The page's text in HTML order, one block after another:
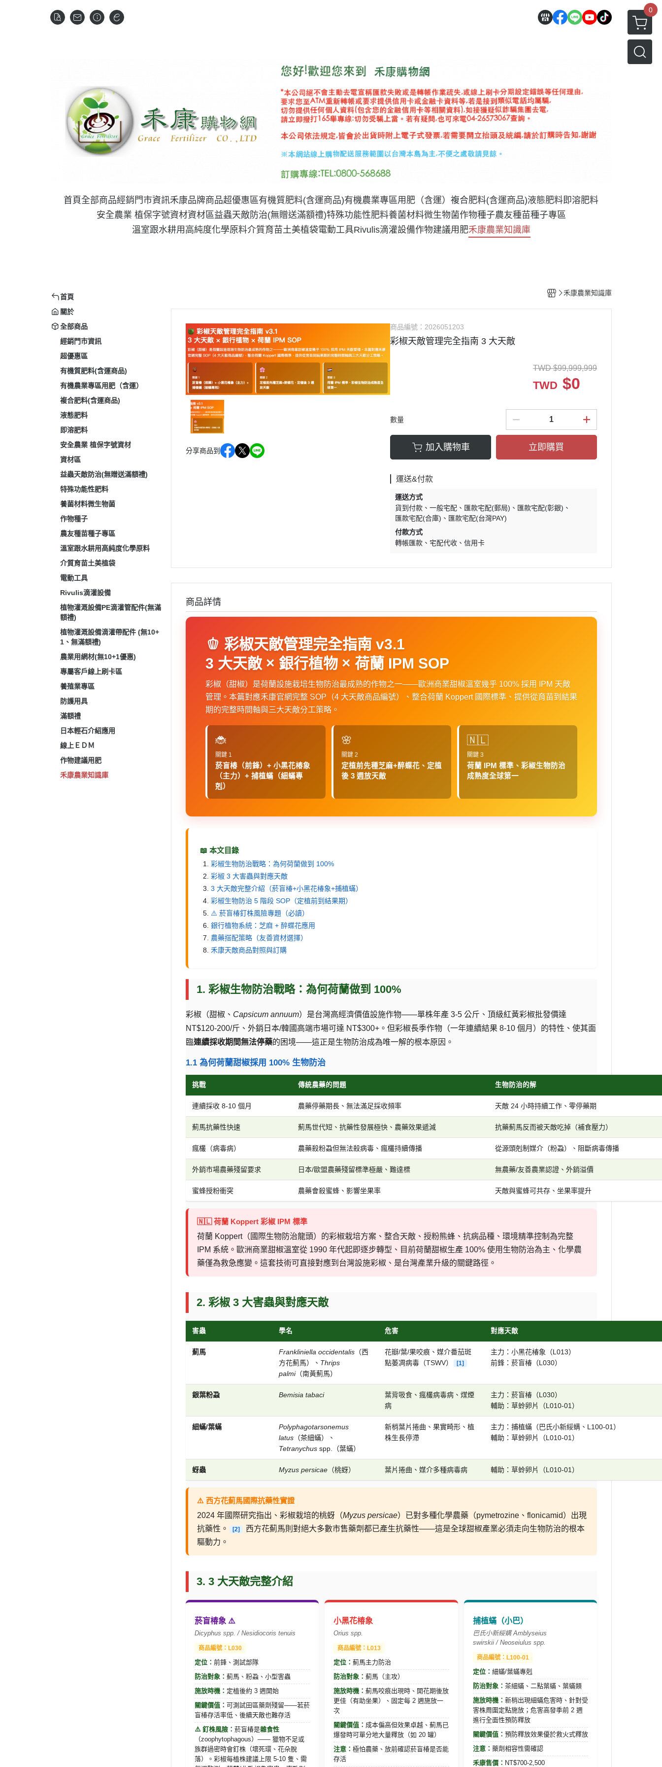
0
首頁 全部商品經銷門市資訊禾康品牌商品超優惠區有機質肥料(含運商品)有機農業專區用肥（含運） 複合肥料(含運商品)液態肥料即溶肥料
安全農業 植保字號資材資材區益蟲天敵防治(無贈送滿額禮)特殊功能性肥料養菌材料微生物菌作物種子農友種苗種子專區
溫室跟水耕用高純度化學原料介質育苗土美植袋電動工具Rivulis滴灌設備作物建議用肥禾康農業知識庫
首頁
關於
全部商品
經銷門市資訊
超優惠區
有機質肥料(含運商品)
有機農業專區用肥（含運）
複合肥料(含運商品)
液態肥料
即溶肥料
安全農業 植保字號資材
資材區
益蟲天敵防治(無贈送滿額禮)
特殊功能性肥料
養菌材料微生物菌
作物種子
農友種苗種子專區
溫室跟水耕用高純度化學原料
介質育苗土美植袋
電動工具
Rivulis滴灌設備
植物灌溉設備PE滴灌管配件(無滿
額禮)
植物灌溉設備滴灌帶配件 (無10+
1、無滿額禮)
農業用網材(無10+1優惠)
專屬客戶線上刷卡區
養殖業專區
防護用具
滿額禮
日本輕石介紹應用
線上ＥＤＭ
作物建議用肥
禾康農業知識庫
禾康農業知識庫
分享商品到
商品編號： 2026051203
彩椒天敵管理完全指南 3 大天敵
TWD $99,999,999
TWD $0
數量
加入購物車 立即購買
運送&付款
運送方式
貨到付款
一般宅配 匯款宅配(郵局)
匯款宅配(彰銀)
匯款宅配(合庫)
匯款宅配(台灣PAY)
付款方式
轉帳匯款
宅配代收 信用卡
商品詳情
🫑 彩椒天敵管理完全指南 v3.1
3 大天敵 × 銀行植物 × 荷蘭 IPM SOP
彩椒（甜椒）是荷蘭設施栽培生物防治最成熟的作物之一——歐洲商業甜椒溫室幾乎 100% 採用 IPM 天敵
管理。本篇對應禾康官網完整 SOP（4 大天敵商品編號）、整合荷蘭 Koppert 國際標準、提供從育苗到結果
期的完整時間軸與三大天敵分工策略。
🐞
關鍵 1
菸盲椿（前鋒）+ 小黑花椿象
（主力）+ 捕植蟎（細蟎專
剋）
🌸
關鍵 2
定植前先種芝麻+醉蝶花、定植
後 3 週放天敵
🇳🇱
關鍵 3
荷蘭 IPM 標準、彩椒生物防治
成熟度全球第一
📖 本文目錄
彩椒生物防治戰略：為何荷蘭做到 100%
彩椒 3 大害蟲與對應天敵
3 大天敵完整介紹（菸盲椿+小黑花椿象+捕植蟎）
彩椒生物防治 5 階段 SOP（定植前到結果期）
⚠️ 菸盲椿釘株風險專題（必讀）
銀行植物系統：芝麻 + 醉蝶花應用
農藥搭配策略（友善資材選擇）
禾康天敵商品對照與訂購
1. 彩椒生物防治戰略：為何荷蘭做到 100%
彩椒（甜椒、 Capsicum annuum）是台灣高經濟價值設施作物——單株年產 3-5 公斤、頂級紅黃彩椒批發價達
NT$120-200/斤、外銷日本/韓國高端市場可達 NT$300+。但彩椒長季作物（一年連續結果 8-10 個月）的特性、使其面
臨連續採收期間無法停藥的困境——這正是生物防治成為唯一解的根本原因。
1.1 為何荷蘭甜椒採用 100% 生物防治
挑戰 傳統農藥的問題 生物防治的解
連續採收 8-10 個月 農藥停藥期長、無法滿足採收頻率 天敵 24 小時持續工作、零停藥期
薊馬抗藥性快速 薊馬世代短、抗藥性發展極快、農藥效果遞減 抗藥薊馬反而被天敵吃掉（補食壓力）
瘋欉（病毒病） 農藥殺粉蝨但無法殺病毒、瘋欉持續傳播 從源頭剋制媒介（粉蝨）、阻斷病毒傳播
外銷市場農藥殘留要求 日本/歐盟農藥殘留標準極嚴、難達標 無農藥/友善農業認證、外銷溢價
蜜蜂授粉衝突 農藥會殺蜜蜂、影響坐果率 天敵與蜜蜂可共存、坐果率提升
🇳🇱 荷蘭 Koppert 彩椒 IPM 標準
荷蘭 Koppert（國際生物防治龍頭）的彩椒栽培方案、整合天敵、授粉熊蜂、抗病品種、環境精準控制為完整
IPM 系統。歐洲商業甜椒溫室從 1990 年代起即逐步轉型、目前荷蘭甜椒生產 100% 使用生物防治為主、化學農
藥僅為救急應變。這套技術可直接對應到台灣設施彩椒、是台灣產業升級的關鍵路徑。
2. 彩椒 3 大害蟲與對應天敵
害蟲 學名 危害 對應天敵
薊馬 Frankliniella occidentalis （西
方花薊馬）、 Thrips
palmi（南黃薊馬）
花瓣/葉/果咬痕、媒介番茄斑
點萎凋病毒（TSWV）
[1]
主力：小黑花椿象（L013）
前鋒：菸盲椿（L030）
銀葉粉蝨 Bemisia tabaci
葉背吸食、瘋欉病毒病、煤煙
病
主力：菸盲椿（L030）
輔助：草蛉卵片（L010-01）
細蟎/葉蟎
Polyphagotarsonemus
latus （茶細蟎）、
Tetranychus spp.（葉蟎）
新梢葉片捲曲、果實畸形、植
株生長停滯
主力：捕植蟎（巴氏小新綏螨、L100-01）
輔助：草蛉卵片（L010-01）
蚜蟲 Myzus persicae （桃蚜） 葉片捲曲、媒介多種病毒病 輔助：草蛉卵片（L010-01）
⚠️ 西方花薊馬國際抗藥性實證
2024 年國際研究指出、彩椒栽培的桃蚜（Myzus persicae）已對多種化學農藥（pymetrozine、flonicamid）出現
抗藥性。
[2]
西方花薊馬則對絕大多數市售藥劑都已產生抗藥性——這是全球甜椒產業必須走向生物防治的根本
驅動力。
3. 3 大天敵完整介紹
菸盲椿象 ⚠️
Dicyphus spp. / Nesidiocoris tenuis
商品編號：L030
定位： 前鋒、測試部隊
防治對象： 薊馬、粉蝨、小型害蟲
施放時機： 定植後約 3 週開始
關鍵價值： 可測試田區藥劑殘留——若菸
盲椿存活率低、後續天敵也難存活
⚠️ 釘株風險： 菸盲椿是雜食性
（zoophytophagous）—— 獵物不足或
族群過密時會釘株（壞死環、花朵脫
落）。彩椒每植株建議上限 5-10 隻、需
小黑花椿象
Orius spp.
商品編號：L013
定位：薊馬主力防治
防治對象：薊馬（主攻）
施放時機：薊馬咬痕出現時、開花期後放
更佳（有助坐果）、固定每 2 週施放一
次
關鍵價值： 成本偏高但效果卓越、薊馬已
爆發時可單分地大量釋放（如 20 罐）
注意：極怕農藥、放前確認菸盲椿是否能
存活
捕植蟎（小巴）
巴氏小新綏螨Amblyseius
swirskii/ Neoseiulus spp.
商品編號：L100-01
定位： 細蟎/葉蟎專剋
防治對象： 茶細蟎、二點葉蟎、葉蟎類
施放時機： 新梢出現細蟎危害時、針對受
害株周圍定點施放；危害高發季前 2 週
進行全面性預防釋放
關鍵價值： 預防釋放效果優於救火式釋放
注意： 藥劑相容性需確認
禾康售價： NT$700-2,500